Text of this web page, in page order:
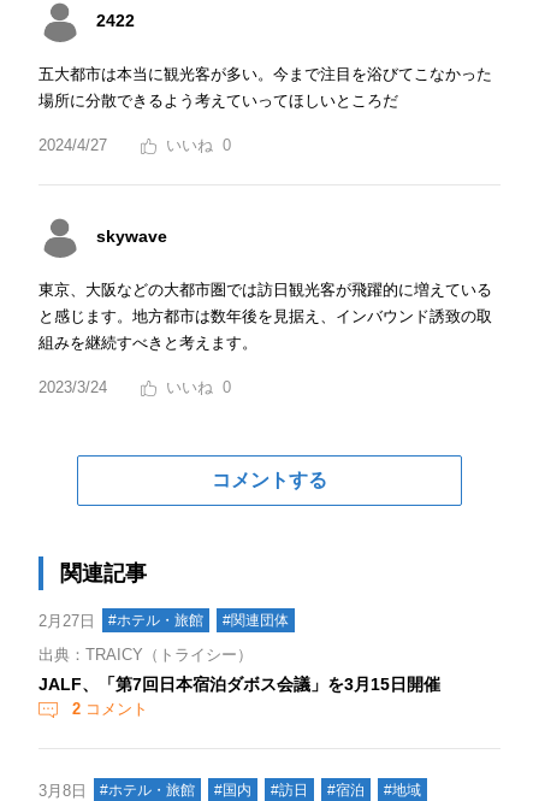
2422
五大都市は本当に観光客が多い。今まで注目を浴びてこなかった
場所に分散できるよう考えていってほしいところだ
2024/4/27 0
skywave
東京、大阪などの大都市圏では訪日観光客が飛躍的に増えている
と感じます。地方都市は数年後を見据え、インバウンド誘致の取
組みを継続すべきと考えます。
2023/3/24 0
コメントする
関連記事
2月27日 #ホテル・旅館 #関連団体
出典：TRAICY（トライシー）
JALF、「第7回日本宿泊ダボス会議」を3月15日開催
2 コメント
3月8日 #ホテル・旅館 #国内 #訪日 #宿泊 #地域